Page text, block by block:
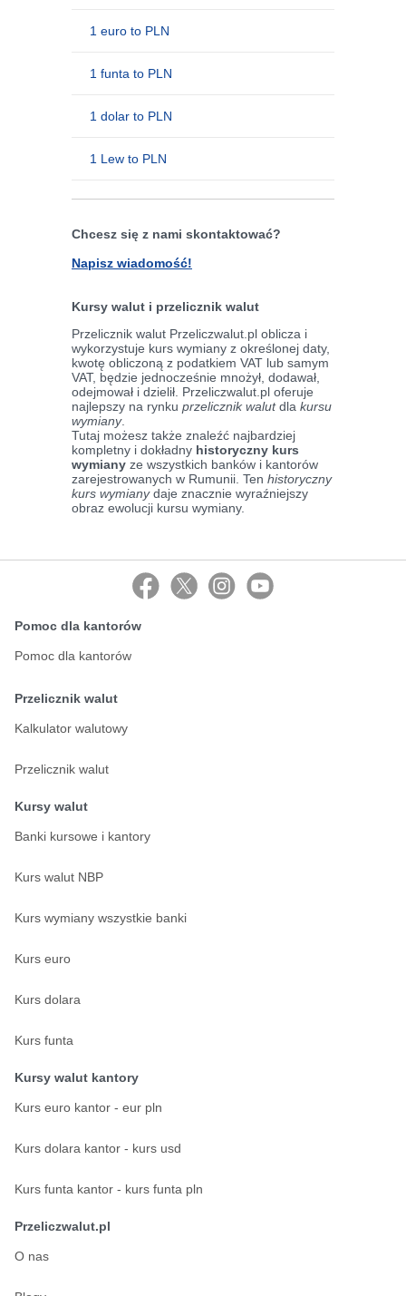
1 euro to PLN
1 funta to PLN
1 dolar to PLN
1 Lew to PLN
Chcesz się z nami skontaktować?
Napisz wiadomość!
Kursy walut i przelicznik walut
Przelicznik walut Przeliczwalut.pl oblicza i
wykorzystuje kurs wymiany z określonej daty,
kwotę obliczoną z podatkiem VAT lub samym
VAT, będzie jednocześnie mnożył, dodawał,
odejmował i dzielił. Przeliczwalut.pl oferuje
najlepszy na rynku przelicznik walutdla kursu
wymiany.
Tutaj możesz także znaleźć najbardziej
kompletny i dokładny historyczny kurs
wymiany ze wszystkich banków i kantorów
zarejestrowanych w Rumunii. Ten historyczny
kurs wymianydaje znacznie wyraźniejszy
obraz ewolucji kursu wymiany.
Pomoc dla kantorów
Pomoc dla kantorów
Przelicznik walut
Kalkulator walutowy
Przelicznik walut
Kursy walut
Banki kursowe i kantory
Kurs walut NBP
Kurs wymiany wszystkie banki
Kurs euro
Kurs dolara
Kurs funta
Kursy walut kantory
Kurs euro kantor - eur pln
Kurs dolara kantor - kurs usd
Kurs funta kantor - kurs funta pln
Przeliczwalut.pl
O nas